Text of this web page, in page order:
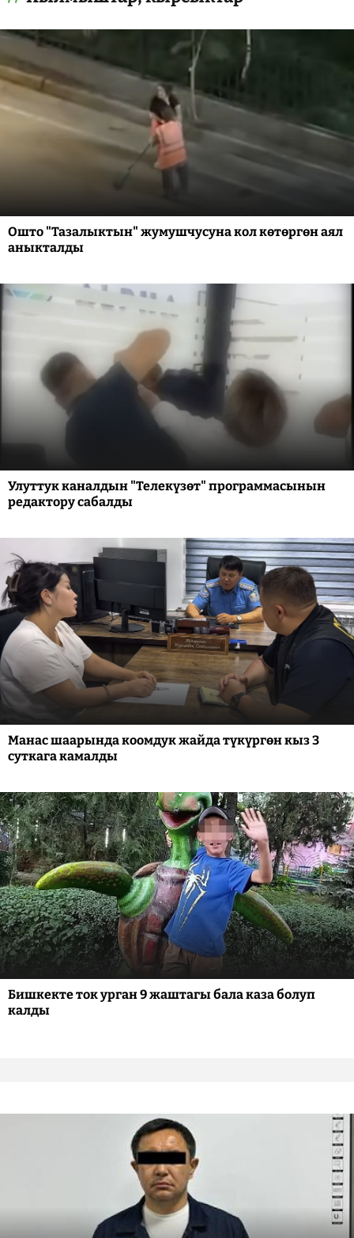
Ошто "Тазалыктын" жумушчусуна кол көтөргөн аял
аныкталды
Улуттук каналдын "Телекүзөт" программасынын
редактору сабалды
Манас шаарында коомдук жайда түкүргөн кыз 3
суткага камалды
Бишкекте ток урган 9 жаштагы бала каза болуп
калды